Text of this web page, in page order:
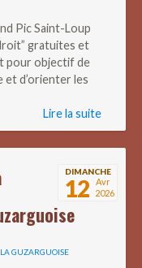
Pic Saint-Loup
gratuites et
pour objectif de
et d’orienter les
Lire la suite
DIMANCHE
12
Avr
2026
LA GUZARGUOISE